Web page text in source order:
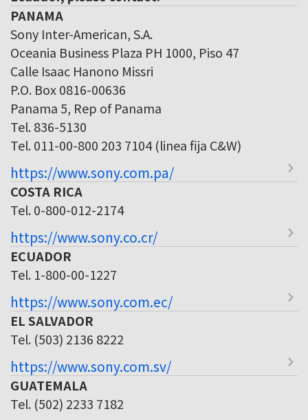
PANAMA
Sony Inter-American, S.A.
Oceania Business Plaza PH 1000, Piso 47
Calle Isaac Hanono Missri
P.O. Box 0816-00636
Panama 5, Rep of Panama
Tel. 836-5130
Tel. 011-00-800 203 7104 (linea fija C&W)
https://www.sony.com.pa/
COSTA RICA
Tel. 0-800-012-2174
https://www.sony.co.cr/
ECUADOR
Tel. 1-800-00-1227
https://www.sony.com.ec/
EL SALVADOR
Tel. (503) 2136 8222
https://www.sony.com.sv/
GUATEMALA
Tel. (502) 2233 7182